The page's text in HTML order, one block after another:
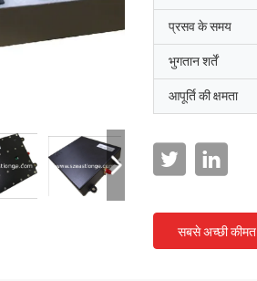
प्रसव के समय
भुगतान शर्तें
आपूर्ति की क्षमता
सबसे अच्छी कीमत